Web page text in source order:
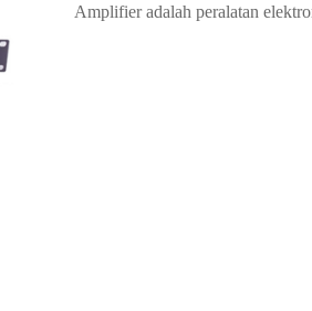
Amplifier adalah peralatan